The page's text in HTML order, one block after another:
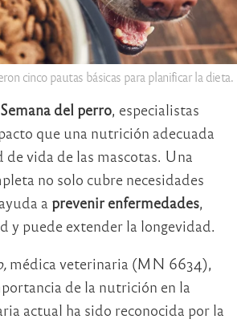
cinco pautas básicas para planificar la dieta.
Semana del perro, especialistas
que una nutrición adecuada
de vida de las mascotas. Una
no solo cubre necesidades
a prevenir enfermedades,
y puede extender la longevidad.
médica veterinaria (MN 6634),
de la nutrición en la
actual ha sido reconocida por la